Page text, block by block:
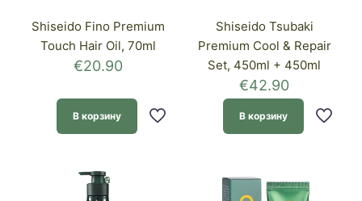
Shiseido Fino Premium
Touch Hair Oil, 70ml
€20.90
В корзину
Shiseido Tsubaki
Premium Cool & Repair
Set, 450ml + 450ml
€42.90
В корзину